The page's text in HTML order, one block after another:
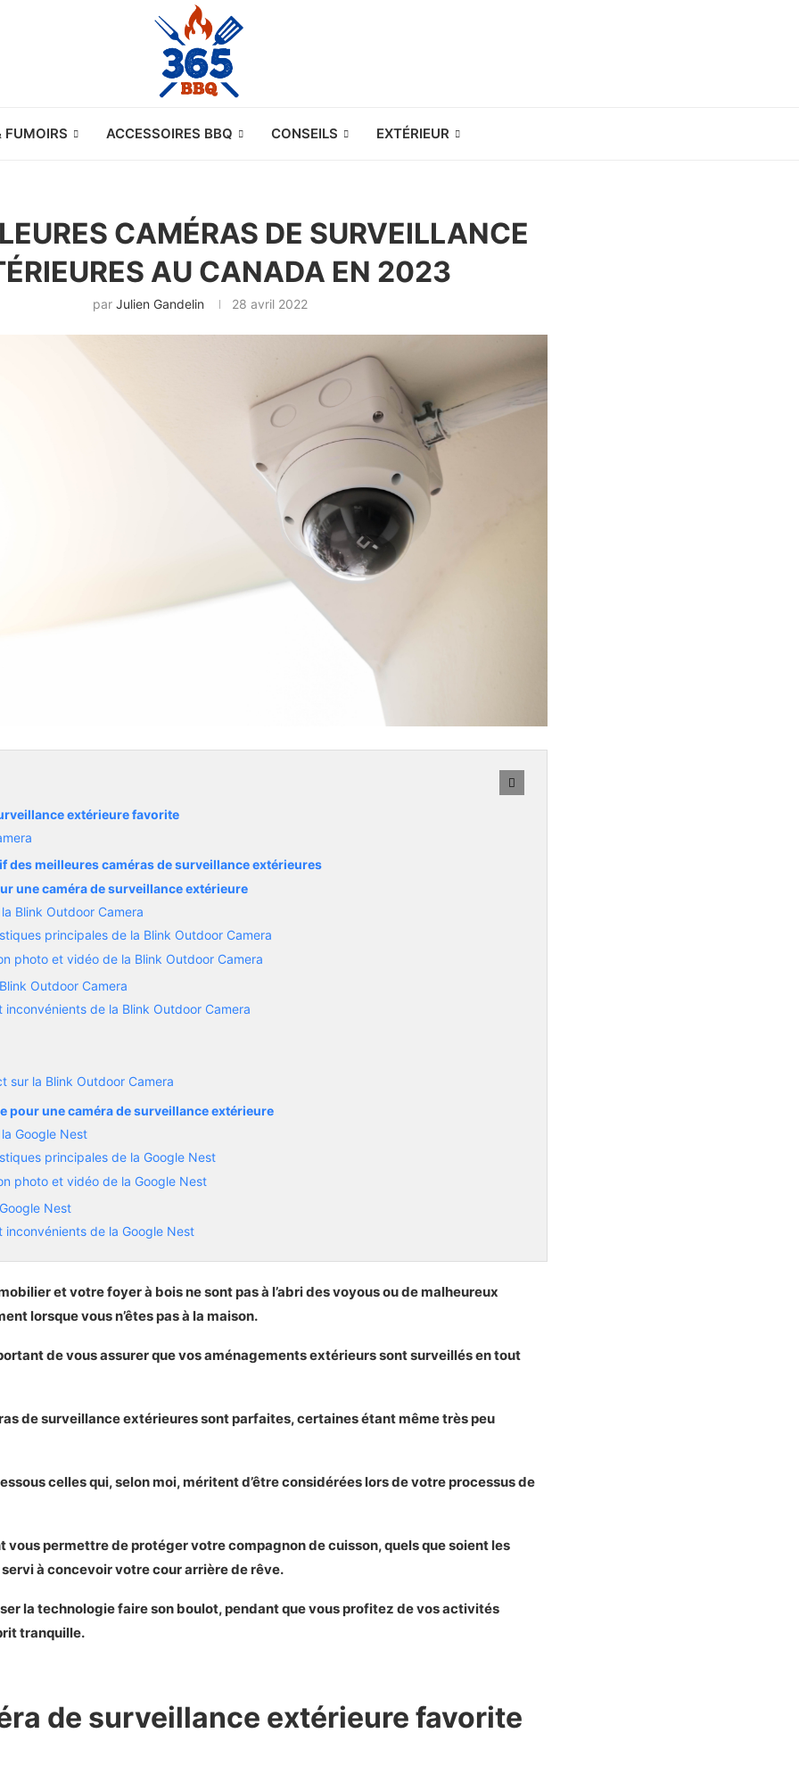
FUMOIRS ACCESSOIRES BBQ CONSEILS EXTÉRIEUR
CAMÉRAS DE SURVEILLANCE
AU CANADA EN 2023
par Julien Gandelin 28 avril 2022
extérieure favorite
des meilleures caméras de surveillance extérieures
une caméra de surveillance extérieure
Blink Outdoor Camera
principales de la Blink Outdoor Camera
photo et vidéo de la Blink Outdoor Camera
Outdoor Camera
inconvénients de la Blink Outdoor Camera
sur la Blink Outdoor Camera
pour une caméra de surveillance extérieure
Google Nest
principales de la Google Nest
photo et vidéo de la Google Nest
Nest
inconvénients de la Google Nest
sur la Google Nest
Wyze Cam V3
Cam V3
inconvénients de la Wyze Cam V3
acheter une caméra de surveillance extérieure
Arlo Essential Spotlight
principales de la Arlo Essential Spotlight
photo et vidéo de la Arlo Essential Spotlight
et votre foyer à bois ne sont pas à l’abri des voyous ou de malheureux
lorsque vous n’êtes pas à la maison.
de vous assurer que vos aménagements extérieurs sont surveillés en tout
de surveillance extérieures sont parfaites, certaines étant même très peu
celles qui, selon moi, méritent d’être considérées lors de votre processus de
vous permettre de protéger votre compagnon de cuisson, quels que soient les
à concevoir votre cour arrière de rêve.
la technologie faire son boulot, pendant que vous profitez de vos activités
tranquille.
de surveillance extérieure favorite